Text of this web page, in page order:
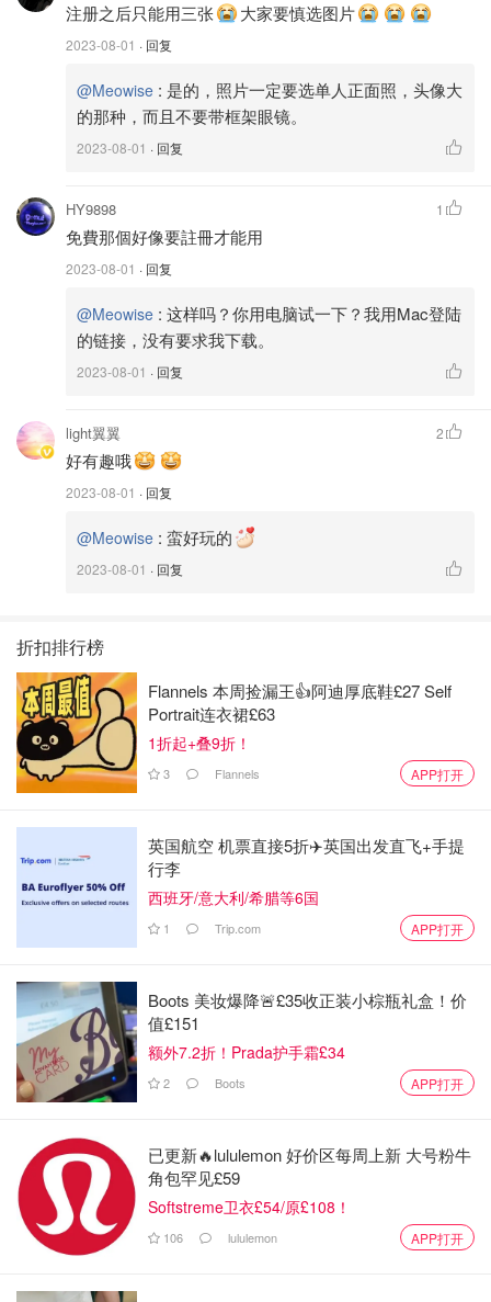
据篮粉组合生成了同一套服装。但是我最最不解的是盘子里
面那个是什么食物？！好像 coconut和煎蛋杂交的品种🤣😂
而且大家看右下角的两片面包，边成了一双肥手😅😆 AI怕
付费版： APP Uplens - 芭比娃娃效果
Cancel Subscription
👍🏼 优点： 芭比娃娃效果❤️ 和本人更接近🤭
👎🏼 缺点： 芭比照片套餐需要付费$2.99 25张 或者 $3.99 50
注册之后只能用三张 大家要慎选图片
2023-08-01 · 回复
@Meowise : 是的，照片一定要选单人正面照，头像大
的那种，而且不要带框架眼镜。
2023-08-01 · 回复
HY9898
免費那個好像要註冊才能用
2023-08-01 · 回复
1
@Meowise : 这样吗？你用电脑试一下？我用Mac登陆
的链接，没有要求我下载。
2023-08-01 · 回复
light翼翼
好有趣哦
2023-08-01 · 回复
2
@Meowise : 蛮好玩的
2023-08-01 · 回复
折扣排行榜
Flannels 本周捡漏王👍阿迪厚底鞋£27 Self
Portrait连衣裙£63
1折起+叠9折！
3 Flannels APP打开
英国航空 机票直接5折✈️英国出发直飞+手提
行李
西班牙/意大利/希腊等6国
1 Trip.com APP打开
Boots 美妆爆降🚨£35收正装小棕瓶礼盒！价
值£151
额外7.2折！Prada护手霜£34
2 Boots APP打开
已更新🔥lululemon 好价区每周上新 大号粉牛
角包罕见£59
Softstreme卫衣£54/原£108！
106 lululemon APP打开